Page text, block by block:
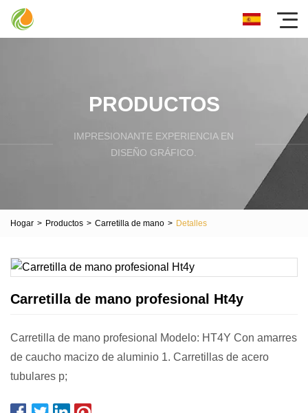
PRODUCTOS
IMPRESIONANTE EXPERIENCIA EN
DISEÑO GRÁFICO.
Hogar > Productos > Carretilla de mano > Detalles
Carretilla de mano profesional Ht4y
Carretilla de mano profesional Modelo: HT4Y Con amarres
de caucho macizo de aluminio 1. Carretillas de acero
tubulares p;